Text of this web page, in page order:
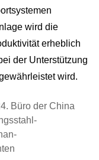
wird die
erheblich
der Unterstützung
wird.